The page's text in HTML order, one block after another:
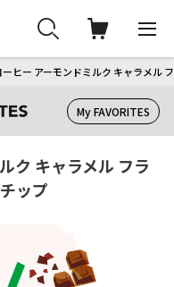
ーヒー アーモンドミルク キャラメル
My FAVORITES
ク キャラメル フラ
ップ